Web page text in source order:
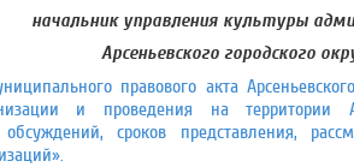
начальник управления культуры
Арсеньевского городского
правового акта
и проведения на территории
сроков представления,